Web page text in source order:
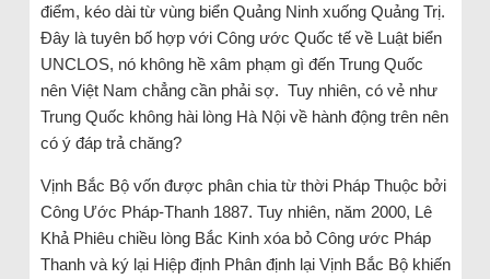
điểm, kéo dài từ vùng biển Quảng Ninh xuống Quảng Trị.
Đây là tuyên bố hợp với Công ước Quốc tế về Luật biển
UNCLOS, nó không hề xâm phạm gì đến Trung Quốc
nên Việt Nam chẳng cần phải sợ. Tuy nhiên, có vẻ như
Trung Quốc không hài lòng Hà Nội về hành động trên nên
có ý đáp trả chăng?
Vịnh Bắc Bộ vốn được phân chia từ thời Pháp Thuộc bởi
Công Ước Pháp-Thanh 1887. Tuy nhiên, năm 2000, Lê
Khả Phiêu chiều lòng Bắc Kinh xóa bỏ Công ước Pháp
Thanh và ký lại Hiệp định Phân định lại Vịnh Bắc Bộ khiến